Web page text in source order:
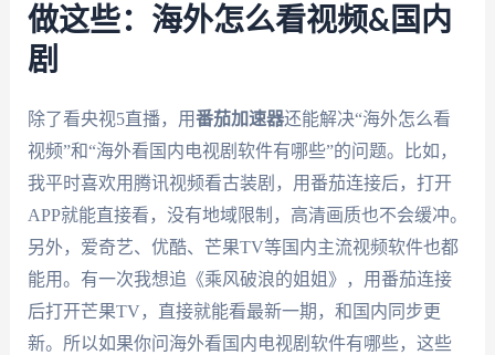
做这些：海外怎么看视频&国内
剧
除了看央视5直播，用番茄加速器还能解决“海外怎么看
视频”和“海外看国内电视剧软件有哪些”的问题。比如，
我平时喜欢用腾讯视频看古装剧，用番茄连接后，打开
APP就能直接看，没有地域限制，高清画质也不会缓冲。
另外，爱奇艺、优酷、芒果TV等国内主流视频软件也都
能用。有一次我想追《乘风破浪的姐姐》，用番茄连接
后打开芒果TV，直接就能看最新一期，和国内同步更
新。所以如果你问海外看国内电视剧软件有哪些，这些